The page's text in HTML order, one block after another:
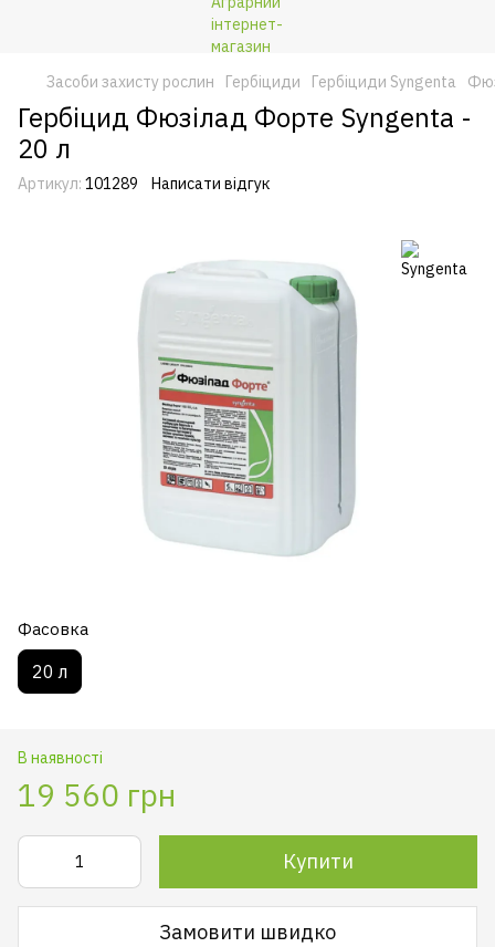
Засоби захисту рослин Гербіциди Гербіциди Syngenta
Гербіцид Фюзілад Форте Syngenta -
20 л
Артикул: 101289 Написати відгук
Фасовка
20 л
В наявності
19 560 грн
Купити
Замовити швидко